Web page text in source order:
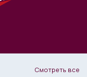
Смотреть все